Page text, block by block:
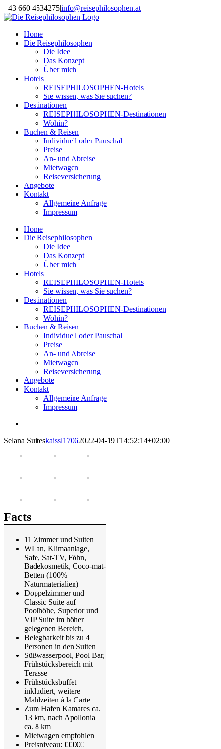
Zum
Inhalt
+43 660 4534275|info@reisephilosophen.at
Facebook
Instagram
LinkedIn
Pinterest
Home
Die Reisephilosophen
Die Idee
Das Konzept
Über mich
Hotels
REISEPHILOSOPHEN-Hotels
Sie wissen, was Sie suchen?
Destinationen
REISEPHILOSOPHEN-Destinationen
Wohin?
Buchen & Reisen
Individuell oder Pauschal
Preise
An- und Abreise
Mietwagen
Reiseversicherung
Angebote
Kontakt
Allgemeine Anfrage
Impressum
Home
Die Reisephilosophen
Die Idee
Das Konzept
Über mich
Hotels
REISEPHILOSOPHEN-Hotels
Sie wissen, was Sie suchen?
Destinationen
REISEPHILOSOPHEN-Destinationen
Wohin?
Buchen & Reisen
Individuell oder Pauschal
Preise
An- und Abreise
Mietwagen
Reiseversicherung
Angebote
Kontakt
Allgemeine Anfrage
Impressum
Image
Selana Suiteskaissl17062022-04-19T14:52:14+02:00
Facts
11 Zimmer und Suiten
WLan, Klimaanlage,
Safe, Sat-TV, Föhn,
Badekosmetik, Coco-mat-
Betten (100%
Naturmaterialien)
Doppelzimmer und
Classic Suite auf
Poolhöhe, Superior und
VIP Suite im höher
gelegenen Bereich,
Belegbarkeit bis zu 4
Personen in den Suiten
Süßwasserpool, Pool Bar,
Frühstücksbereich mit
Terasse
Frühstücksbuffet
inkludiert, weitere
Mahlzeiten á la Carte
Zum Hafen Kamares ca.
13 km, nach Apollonia
ca. 8 km
Mietwagen empfohlen
Preisniveau: €€€€€